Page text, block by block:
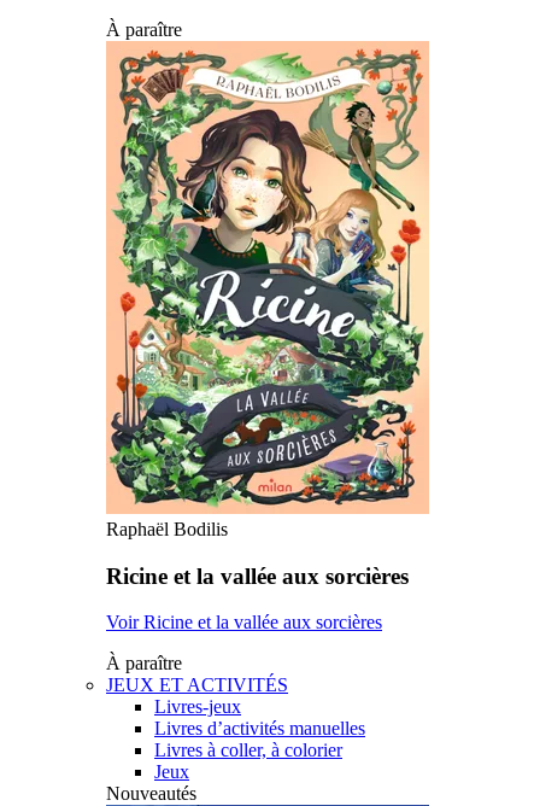
À paraître
Raphaël Bodilis
Ricine et la vallée aux sorcières
Voir Ricine et la vallée aux sorcières
À paraître
JEUX ET ACTIVITÉS
Livres-jeux
Livres d’activités manuelles
Livres à coller, à colorier
Jeux
Nouveautés